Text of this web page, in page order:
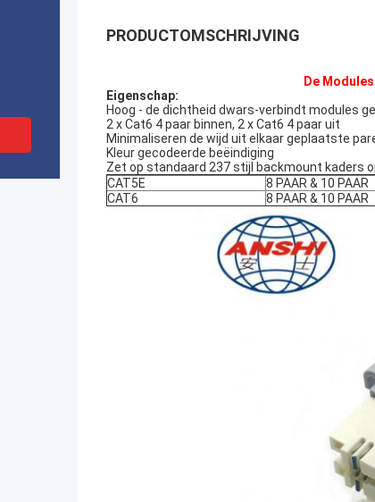
PRODUCTOMSCHRIJVING
De
Eigenschap:
Hoog - de dichtheid dwars-verbindt modules
2 x Cat6 4 paar binnen, 2 x Cat6 4 paar uit
Minimaliseren de wijd uit elkaar geplaatste
Kleur gecodeerde beëindiging
Zet op standaard 237 stijl backmount kaders
CAT5E
8 PAAR & 10 PAAR
CAT6
8 PAAR & 10 PAAR